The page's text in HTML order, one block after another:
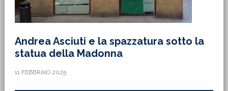
Andrea Asciuti e la spazzatura sotto la
statua della Madonna
11 FEBBRAIO 2025